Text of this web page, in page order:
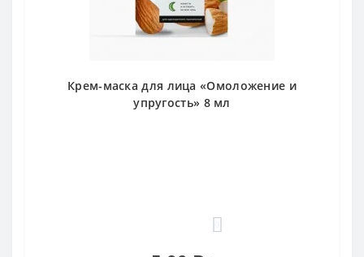
Крем-маска для лица «Омоложение и
упругость» 8 мл